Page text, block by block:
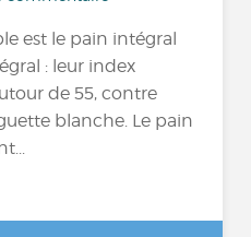
est le pain intégral
: leur index
de 55, contre
blanche. Le pain